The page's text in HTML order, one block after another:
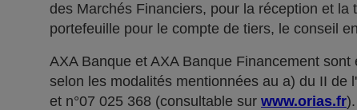
des Marchés Financiers, pour la réception et
portefeuille pour le compte de tiers, le conseil
AXA Banque et AXA Banque Financement
selon les modalités mentionnées au a) du II de
et n°07 025 368 (consultable sur www.orias.fr